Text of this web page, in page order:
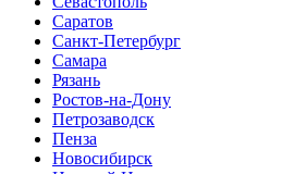
Саратов
Санкт-Петербург
Самара
Рязань
Ростов-на-Дону
Петрозаводск
Пенза
Новосибирск